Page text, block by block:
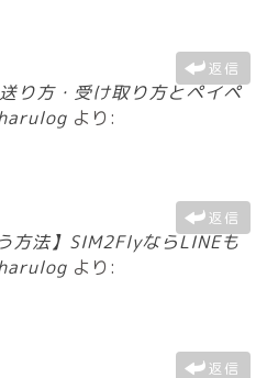
返信
り方・受け取り方とペイペ
より:
返信
方法】SIM2FlyならLINEも
より:
返信